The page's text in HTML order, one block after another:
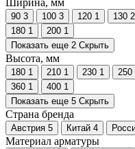
Ширина, мм
90 3 100 3 120 1 130 2
180 1 200 1
Показать еще 2 Скрыть
Высота, мм
180 1 210 1 230 1 250
360 1 400 1
Показать еще 5 Скрыть
Страна бренда
Австрия 5 Китай 4
Материал арматуры